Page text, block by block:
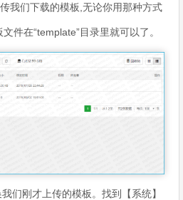
我们下载的模板,无论你用那种方式
件在“template”目录里就可以了。
们刚才上传的模板。找到【系统】